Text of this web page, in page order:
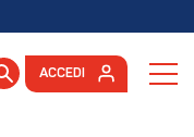
ACCEDI